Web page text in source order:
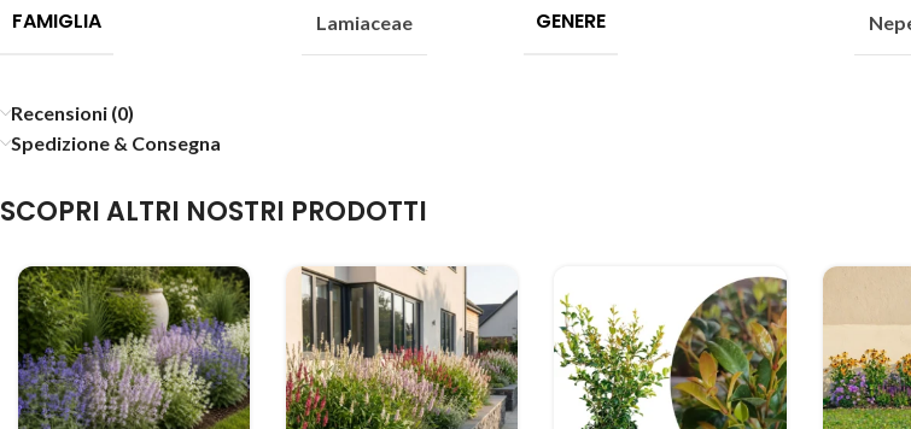
FAMIGLIA Lamiaceae GENERE
Recensioni (0)
Spedizione & Consegna
SCOPRI ALTRI NOSTRI PRODOTTI